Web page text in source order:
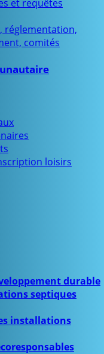
et requêtes
réglementation,
comités
loisirs
durable
septiques
installations